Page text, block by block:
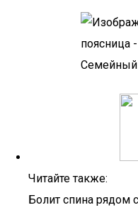
Читайте также:
Болит спина рядом